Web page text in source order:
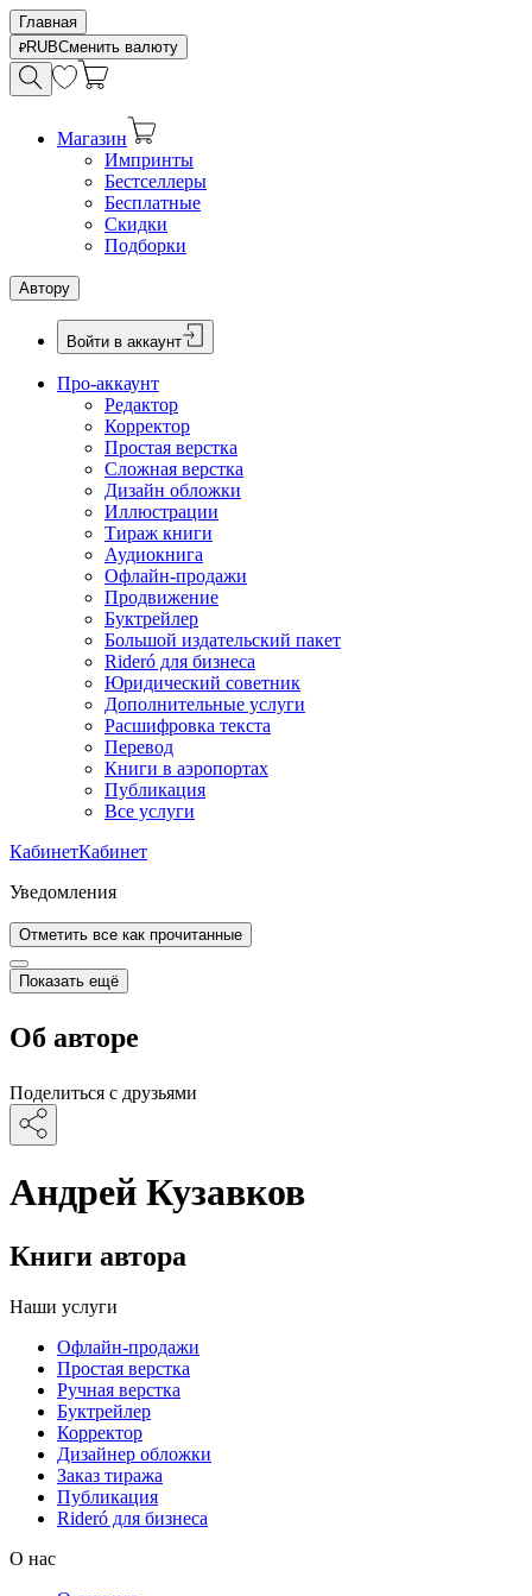
Главная
RUBСменить валюту
Магазин
Импринты
Бестселлеры
Бесплатные
Скидки
Подборки
Автору
Войти в аккаунт
Про-аккаунт
Редактор
Корректор
Простая верстка
Сложная верстка
Дизайн обложки
Иллюстрации
Тираж книги
Аудиокнига
Офлайн-продажи
Продвижение
Буктрейлер
Большой издательский пакет
Rideró для бизнеса
Юридический советник
Дополнительные услуги
Расшифровка текста
Перевод
Книги в аэропортах
Публикация
Все услуги
КабинетКабинет
Уведомления
Отметить все как прочитанные
Показать ещё
Об авторе
Поделиться с друзьями
Андрей Кузавков
Книги автора
Наши услуги
Офлайн-продажи
Простая верстка
Ручная верстка
Буктрейлер
Корректор
Дизайнер обложки
Заказ тиража
Публикация
Rideró для бизнеса
О нас